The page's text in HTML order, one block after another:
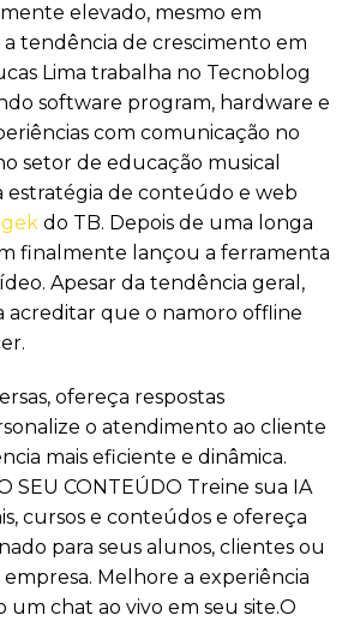
elevado, mesmo em
tendência de crescimento em
Lima trabalha no Tecnoblog
software program, hardware e
com comunicação no
setor de educação musical
estratégia de conteúdo e web
do TB. Depois de uma longa
finalmente lançou a ferramenta
Apesar da tendência geral,
acreditar que o namoro offline
ofereça respostas
o atendimento ao cliente
mais eficiente e dinâmica.
SEU CONTEÚDO Treine sua IA
cursos e conteúdos e ofereça
para seus alunos, clientes ou
Melhore a experiência
um chat ao vivo em seu site.O